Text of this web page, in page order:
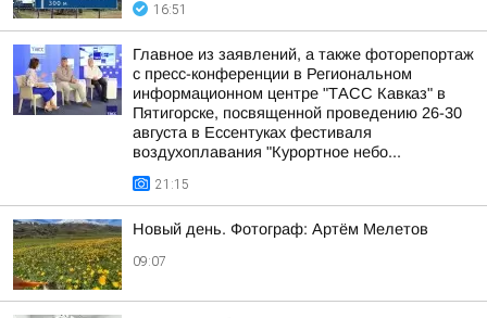
16:51
Главное из заявлений, а также фоторепортаж
с пресс-конференции в Региональном
информационном центре "ТАСС Кавказ" в
Пятигорске, посвященной проведению 26-30
августа в Ессентуках фестиваля
воздухоплавания "Курортное небо...
21:15
Новый день. Фотограф: Артём Мелетов
09:07